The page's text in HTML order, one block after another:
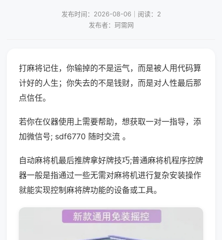
发布时间：2026-08-06｜阅读：2
发布者：珂需网
打麻将记住，你输掉的不是运气，而是被人用代码算
计好的人生；你失去的不是钱财，而是对人性最后那
点信任。
若你在仪器使用上需要帮助，想获取一对一指导，添
加微信号; sdf6770 随时交流 。
自动麻将机最后推牌拿好牌技巧;普通麻将机程序控牌
器一般是指通过一些无需对麻将机进行复杂安装操作
就能实现控制麻将牌功能的设备或工具。